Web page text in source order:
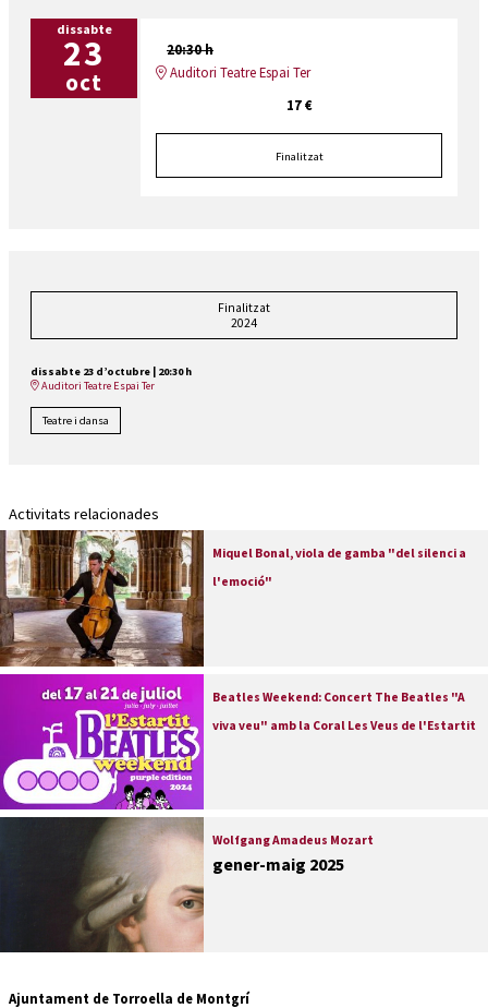
dissabte
23
oct
20:30 h
Auditori Teatre Espai Ter
17 €
Finalitzat
Finalitzat
2024
dissabte 23 d’octubre | 20:30 h
Auditori Teatre Espai Ter
Teatre i dansa
Activitats relacionades
Miquel Bonal, viola de gamba "del silenci a
l'emoció"
Beatles Weekend: Concert The Beatles "A
viva veu" amb la Coral Les Veus de l'Estartit
Wolfgang Amadeus Mozart
gener-maig 2025
Ajuntament de Torroella de Montgrí